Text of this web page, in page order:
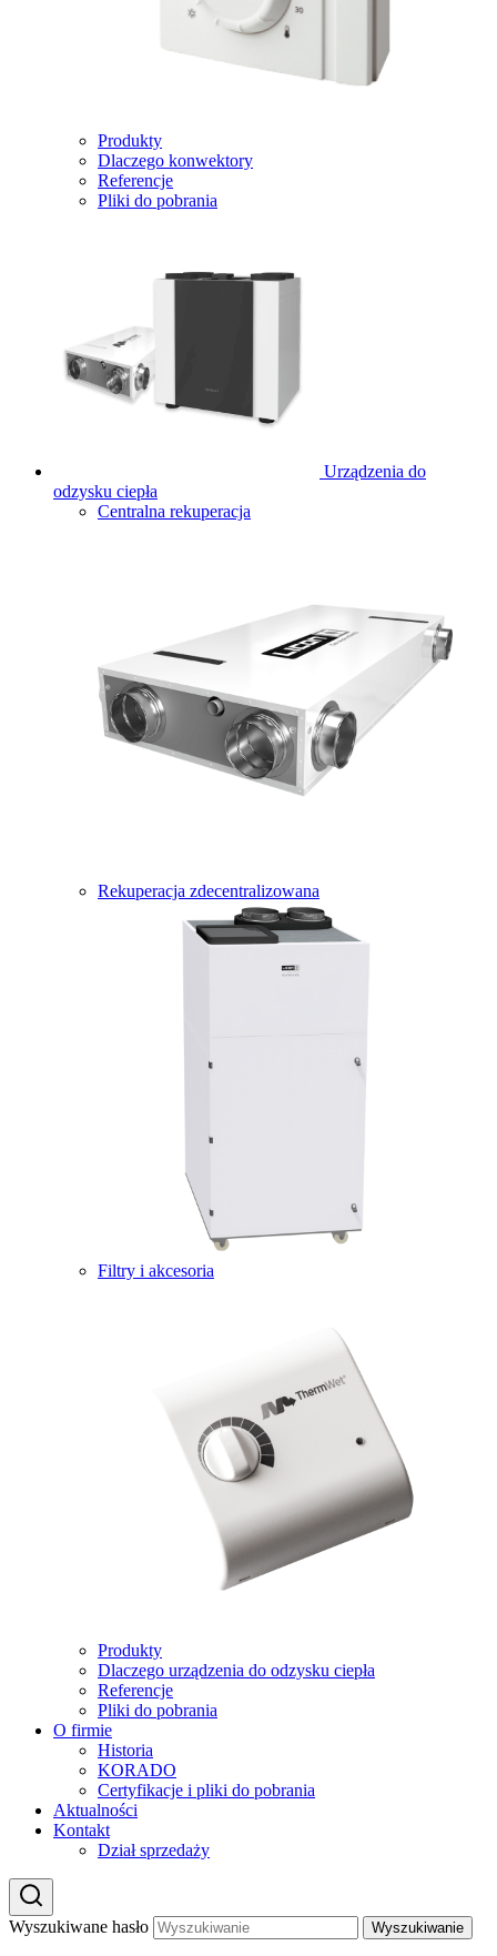
Produkty
Dlaczego konwektory
Referencje
Pliki do pobrania
Urządzenia do
odzysku ciepła
Centralna rekuperacja
Rekuperacja zdecentralizowana
Filtry i akcesoria
Produkty
Dlaczego urządzenia do odzysku ciepła
Referencje
Pliki do pobrania
O firmie
Historia
KORADO
Certyfikacje i pliki do pobrania
Aktualności
Kontakt
Dział sprzedaży
Wyszukiwane hasło Wyszukiwanie